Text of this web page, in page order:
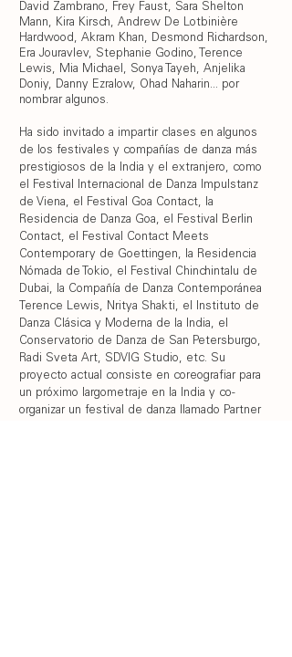
David Zambrano, Frey Faust, Sara Shelton
Mann, Kira Kirsch, Andrew De Lotbinière
Hardwood, Akram Khan, Desmond Richardson,
Era Jouravlev, Stephanie Godino, Terence
Lewis, Mia Michael, Sonya Tayeh, Anjelika
Doniy, Danny Ezralow, Ohad Naharin... por
nombrar algunos.
Ha sido invitado a impartir clases en algunos
de los festivales y compañías de danza más
prestigiosos de la India y el extranjero, como
el Festival Internacional de Danza Impulstanz
de Viena, el Festival Goa Contact, la
Residencia de Danza Goa, el Festival Berlin
Contact, el Festival Contact Meets
Contemporary de Goettingen, la Residencia
Nómada de Tokio, el Festival Chinchintalu de
Dubai, la Compañía de Danza Contemporánea
Terence Lewis, Nritya Shakti, el Instituto de
Danza Clásica y Moderna de la India, el
Conservatorio de Danza de San Petersburgo,
Radi Sveta Art, SDVIG Studio, etc. Su
proyecto actual consiste en coreografiar para
un próximo largometraje en la India y co-
organizar un festival de danza llamado Partner